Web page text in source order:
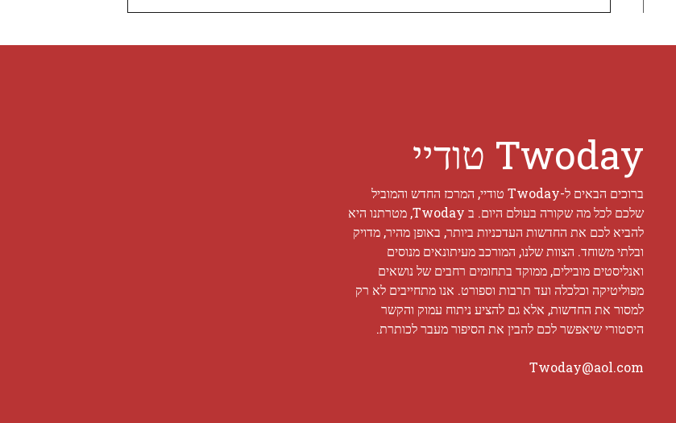
Twoday טודיי
ברוכים הבאים ל-Twoday טודיי, המרכז החדש והמוביל
שלכם לכל מה שקורה בעולם היום. ב Twoday, מטרתנו היא
להביא לכם את החדשות העדכניות ביותר, באופן מהיר, מדויק
ובלתי משוחד. הצוות שלנו, המורכב מעיתונאים מנוסים
ואנליסטים מובילים, ממוקד בתחומים רחבים של נושאים
מפוליטיקה וכלכלה ועד תרבות וספורט. אנו מתחייבים לא רק
למסור את החדשות, אלא גם להציע ניתוח עמוק והקשר
היסטורי שיאפשר לכם להבין את הסיפור מעבר לכותרת.
Twoday@aol.com